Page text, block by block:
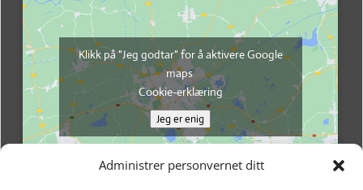
Administrer personvernet ditt
Klikk på "Jeg godtar" for å aktivere Google
maps
Cookie-erklæring
Jeg er enig